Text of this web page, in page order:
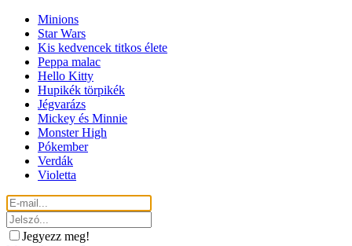
Minions
Star Wars
Kis kedvencek titkos élete
Peppa malac
Hello Kitty
Hupikék törpikék
Jégvarázs
Mickey és Minnie
Monster High
Pókember
Verdák
Violetta
Jegyezz meg!